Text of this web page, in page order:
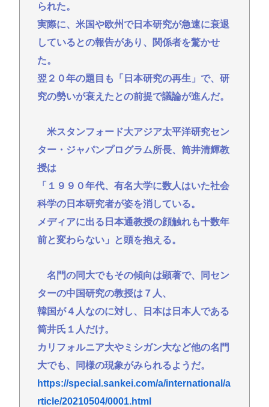
られた。
実際に、米国や欧州で日本研究が急速に衰退
しているとの報告があり、関係者を驚かせ
た。
翌２０年の題目も「日本研究の再生」で、研
究の勢いが衰えたとの前提で議論が進んだ。
米スタンフォード大アジア太平洋研究セン
ター・ジャパンプログラム所長、筒井清輝教
授は
「１９９０年代、有名大学に数人はいた社会
科学の日本研究者が姿を消している。
メディアに出る日本通教授の顔触れも十数年
前と変わらない」と頭を抱える。
名門の同大でもその傾向は顕著で、同セン
ターの中国研究の教授は７人、
韓国が４人なのに対し、日本は日本人である
筒井氏１人だけ。
カリフォルニア大やミシガン大など他の名門
大でも、同様の現象がみられるようだ。
https://special.sankei.com/a/international/a
rticle/20210504/0001.html